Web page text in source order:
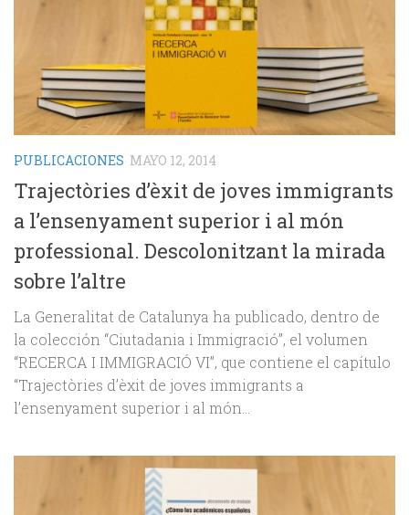
PUBLICACIONES MAYO 12, 2014
Trajectòries d’èxit de joves immigrants
a l’ensenyament superior i al món
professional. Descolonitzant la mirada
sobre l’altre
La Generalitat de Catalunya ha publicado, dentro de
la colección “Ciutadania i Immigració”, el volumen
“RECERCA I IMMIGRACIÓ VI”, que contiene el capítulo
“Trajectòries d’èxit de joves immigrants a
l’ensenyament superior i al món...